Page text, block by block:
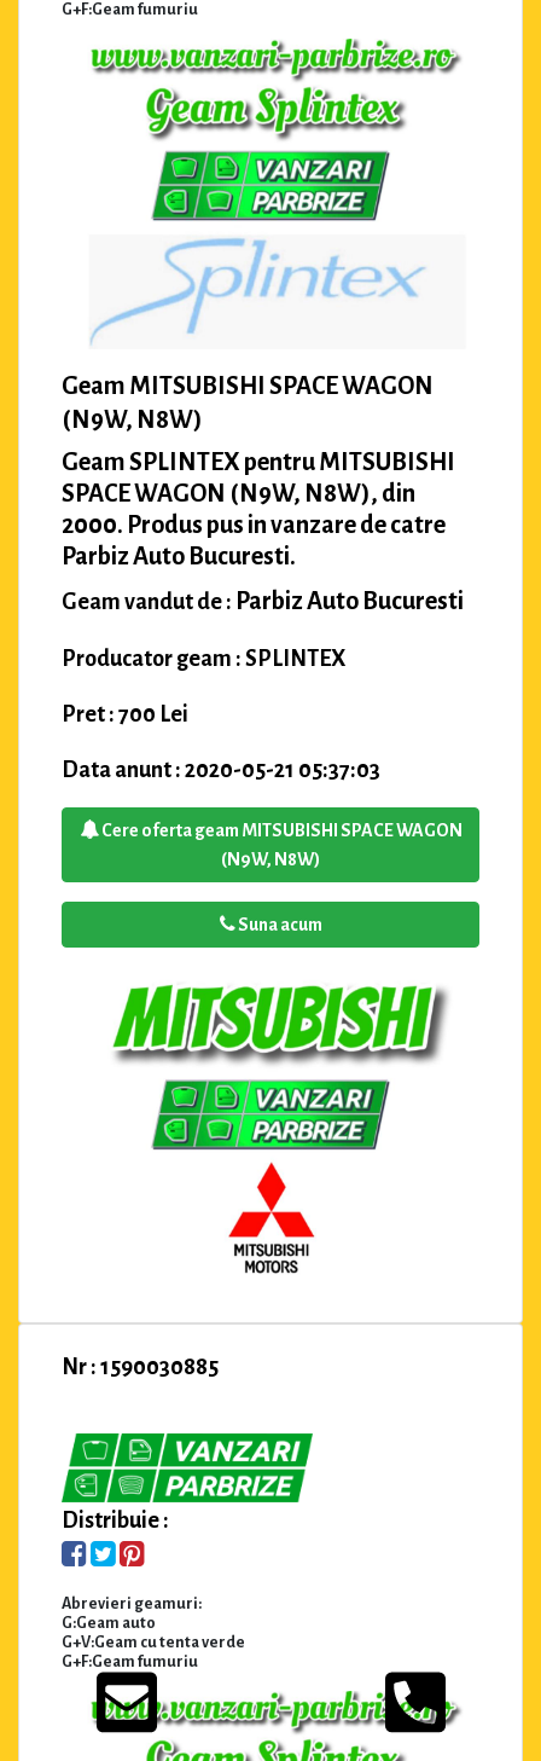
G+F:Geam fumuriu
Geam MITSUBISHI SPACE WAGON
(N9W, N8W)
Geam SPLINTEX pentru MITSUBISHI
SPACE WAGON (N9W, N8W), din
2000. Produs pus in vanzare de catre
Parbiz Auto Bucuresti.
Geam vandut de : Parbiz Auto Bucuresti
Producator geam : SPLINTEX
Pret : 700 Lei
Data anunt : 2020-05-21 05:37:03
Cere oferta geam MITSUBISHI SPACE WAGON
(N9W, N8W)
Suna acum
Nr : 1590030885
Distribuie :
Abrevieri geamuri:
G:Geam auto
G+V:Geam cu tenta verde
G+F:Geam fumuriu